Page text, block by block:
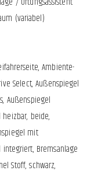
(variabel)
Ambiente-
Select, Außenspiegel
Außenspiegel
beide,
mit
Bremsanlage
Stoff, schwarz,